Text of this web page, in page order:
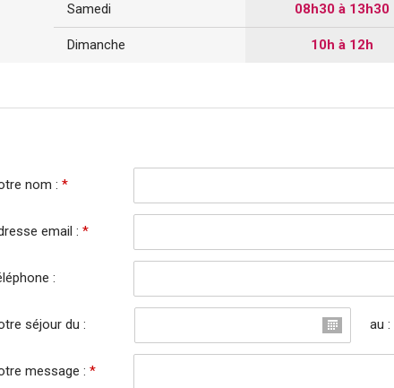
Samedi 08h30 à 13h30
Dimanche 10h à 12h
nom :*
email :*
:
séjour du : au :
message :*